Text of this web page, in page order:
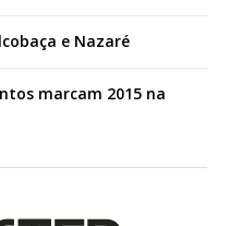
e Nazaré
marcam 2015 na